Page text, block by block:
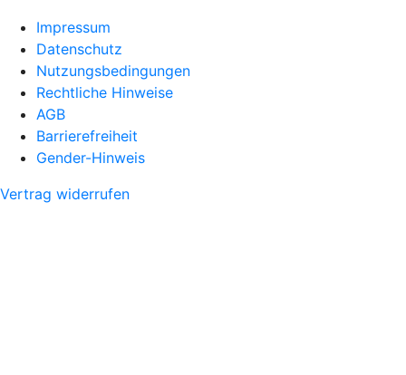
Impressum
Datenschutz
Nutzungsbedingungen
Rechtliche Hinweise
AGB
Barrierefreiheit
Gender-Hinweis
Vertrag widerrufen